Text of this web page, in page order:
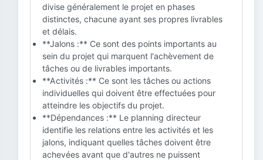
divise généralement le projet en phases
distinctes, chacune ayant ses propres livrables
et délais.
**Jalons :** Ce sont des points importants au
sein du projet qui marquent l'achèvement de
tâches ou de livrables importants.
**Activités :** Ce sont les tâches ou actions
individuelles qui doivent être effectuées pour
atteindre les objectifs du projet.
**Dépendances :** Le planning directeur
identifie les relations entre les activités et les
jalons, indiquant quelles tâches doivent être
achevées avant que d'autres ne puissent